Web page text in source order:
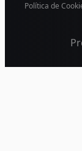
Política de